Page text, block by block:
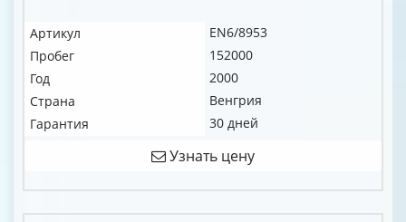
Артикул
EN6/8953
Пробег
152000
Год
2000
Страна
Венгрия
Гарантия
30 дней
Узнать цену